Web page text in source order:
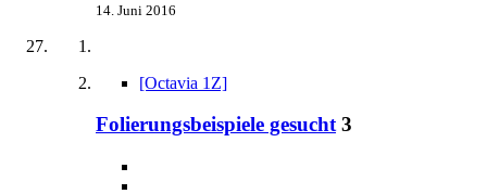
14. Juni 2016
[Octavia 1Z]
Folierungsbeispiele gesucht 3